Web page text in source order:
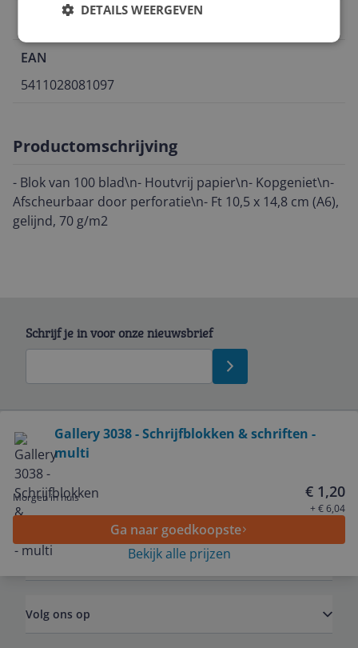
EAN
5411028081097
Productomschrijving
- Blok van 100 blad\n- Houtvrij papier\n- Kopgeniet\n-
Afscheurbaar door perforatie\n- Ft 10,5 x 14,8 cm (A6),
gelijnd, 70 g/m2
Gallery 3038 - Schrijfblokken & schriften -
multi
Morgen in huis € 1,20
+ € 6,04
Ga naar goedkoopste
Bekijk alle prijzen
Schrijf je in voor onze nieuwsbrief
Service
Algemeen
Volg ons op
DETAILS WEERGEVEN